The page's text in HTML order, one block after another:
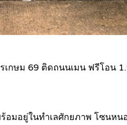
เกษม 69 ติดถนนเมน ฟรีโอน
มอยู่ในทำเลศักยภาพ โซนหน